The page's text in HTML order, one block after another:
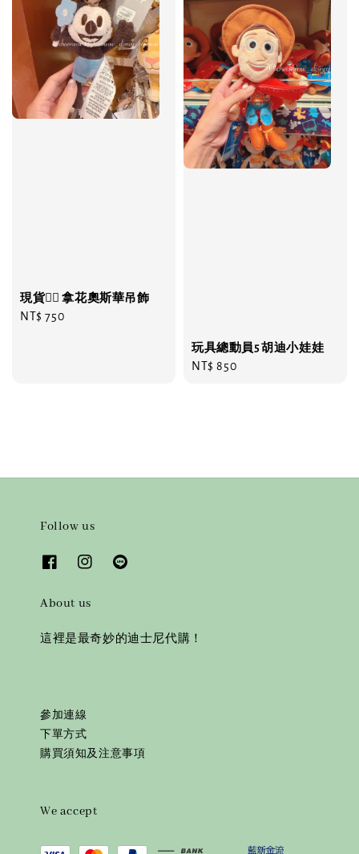
現貨❤️‍🔥 拿花奧斯華吊飾
Regular
NT$ 750
玩具總動員5 胡迪小娃娃
Regular
NT$ 850
Follow us
About us
這裡是最奇妙的迪士尼代購！
參加連線
下單方式
購買須知及注意事項
We accept